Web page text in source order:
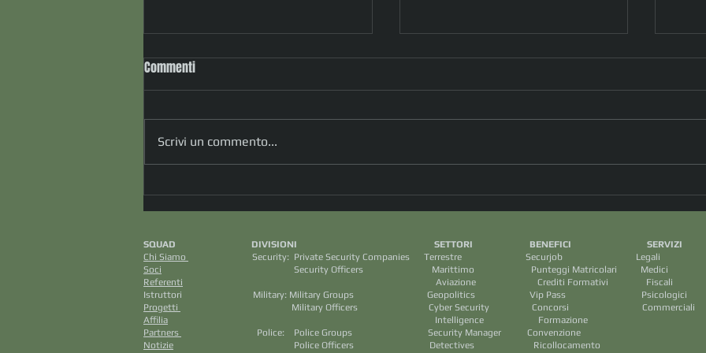
" Oltre la procedura: cosa
accade quando la realtà supera
Francesco Salmeri)
Tra i tanti “talloni d’Achille”
dell’IA l’inaspettata Cultura, sotto
sottointeso che ci illumina !
(dott.ssa Daniela Bellomi)
Commenti
Scrivi un commento...
SQUAD DIVISIONI SETTORI BENEFICI
Chi Siamo
Security: Private Security Companies Terrestre Securjob Legali
Soci Security Officers Marittimo Punteggi Matricolari Medici
Referenti Aviazione Crediti Formativi
Istruttori Military: Military Groups Geopolitics Vip Pass Psicologici
Progetti
Military Officers Cyber Security Concorsi Commerciali
Affilia Intelligence Formazione
Partners
Police: Police Groups Security Manager Convenzione
Notizie Police Officers Detectives Ricollocamento